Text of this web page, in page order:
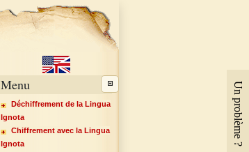
Menu
Déchiffrement de la Lingua
Ignota
Chiffrement avec la Lingua
Ignota
Un problème ?